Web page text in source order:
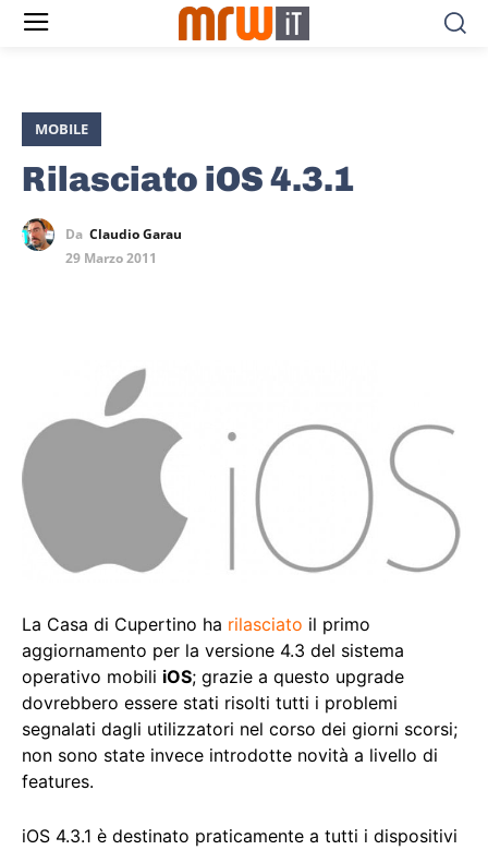
MOBILE
Rilasciato iOS 4.3.1
Da Claudio Garau
29 Marzo 2011
La Casa di Cupertino ha rilasciato il primo
aggiornamento per la versione 4.3 del sistema
operativo mobili iOS; grazie a questo upgrade
dovrebbero essere stati risolti tutti i problemi
segnalati dagli utilizzatori nel corso dei giorni scorsi;
non sono state invece introdotte novità a livello di
features.
iOS 4.3.1 è destinato praticamente a tutti i dispositivi